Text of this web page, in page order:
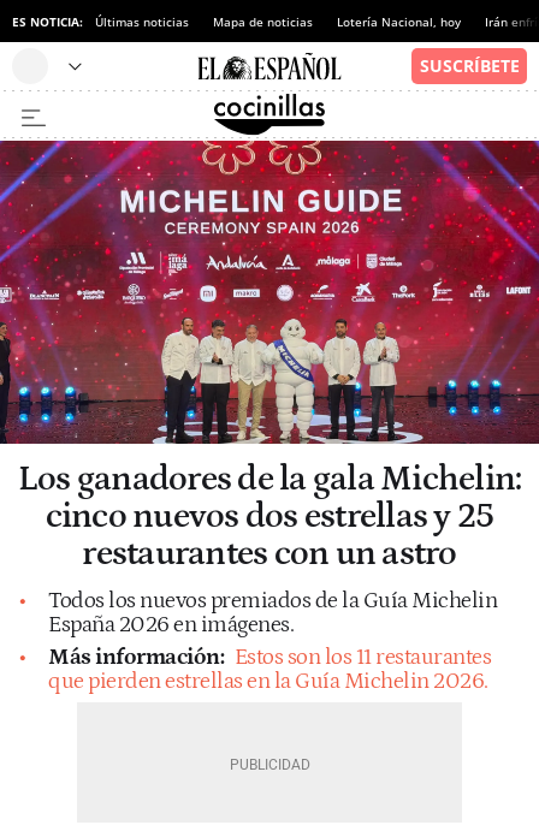
ES NOTICIA: Últimas noticias Mapa de noticias Lotería Nacional, hoy Irán
Los ganadores de la gala Michelin:
cinco nuevos dos estrellas y 25
restaurantes con un astro
Todos los nuevos premiados de la Guía Michelin
España 2026 en imágenes.
Más información: Estos son los 11 restaurantes
que pierden estrellas en la Guía Michelin 2026.